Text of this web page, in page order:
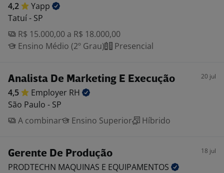
4,2
Yapp
Tatuí - SP
R$ 15.000,00 a R$ 18.000,00
Ensino Médio (2º Grau)
Presencial
Analista De Marketing E Execução 20 jul
4,5 Employer RH
São Paulo - SP
A combinar
Ensino Superior Híbrido
Gerente De Produção 18 jul
PRODTECHN MAQUINAS E EQUIPAMENTOS